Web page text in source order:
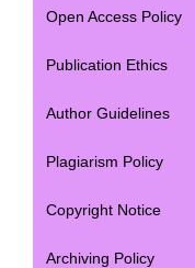
Open Access Policy
Publication Ethics
Author Guidelines
Plagiarism Policy
Copyright Notice
Archiving Policy